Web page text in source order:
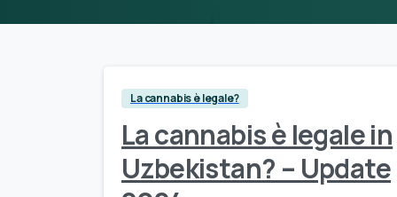
La cannabis è legale?
La cannabis è legale in
Uzbekistan? – Update